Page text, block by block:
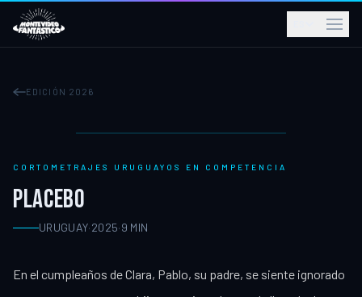
EDICIÓN 2026
CORTOMETRAJES URUGUAYOS EN COMPETENCIA
PLACEBO
URUGUAY·2025·9 MIN
En el cumpleaños de Clara, Pablo, su padre, se siente ignorado